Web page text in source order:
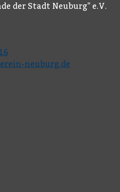
der Stadt Neuburg" e.V.
neuburg.de